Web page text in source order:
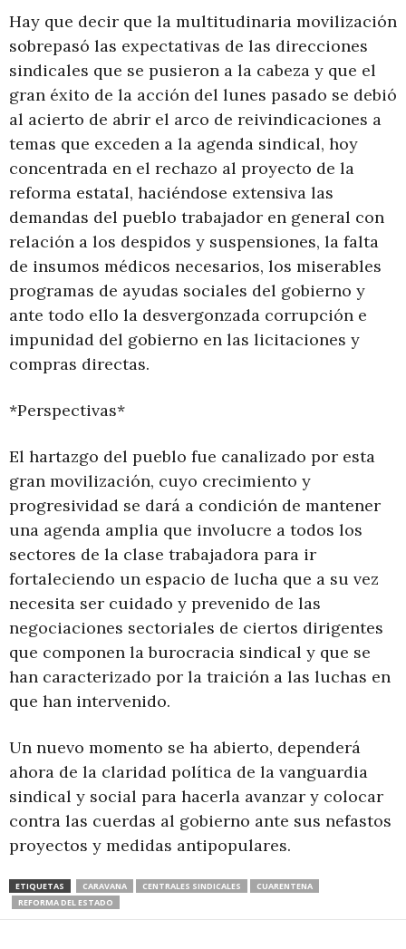
Hay que decir que la multitudinaria movilización
sobrepasó las expectativas de las direcciones
sindicales que se pusieron a la cabeza y que el
gran éxito de la acción del lunes pasado se debió
al acierto de abrir el arco de reivindicaciones a
temas que exceden a la agenda sindical, hoy
concentrada en el rechazo al proyecto de la
reforma estatal, haciéndose extensiva las
demandas del pueblo trabajador en general con
relación a los despidos y suspensiones, la falta
de insumos médicos necesarios, los miserables
programas de ayudas sociales del gobierno y
ante todo ello la desvergonzada corrupción e
impunidad del gobierno en las licitaciones y
compras directas.
*Perspectivas*
El hartazgo del pueblo fue canalizado por esta
gran movilización, cuyo crecimiento y
progresividad se dará a condición de mantener
una agenda amplia que involucre a todos los
sectores de la clase trabajadora para ir
fortaleciendo un espacio de lucha que a su vez
necesita ser cuidado y prevenido de las
negociaciones sectoriales de ciertos dirigentes
que componen la burocracia sindical y que se
han caracterizado por la traición a las luchas en
que han intervenido.
Un nuevo momento se ha abierto, dependerá
ahora de la claridad política de la vanguardia
sindical y social para hacerla avanzar y colocar
contra las cuerdas al gobierno ante sus nefastos
proyectos y medidas antipopulares.
ETIQUETAS CARAVANA CENTRALES SINDICALES
CUARENTENA
REFORMA DEL ESTADO